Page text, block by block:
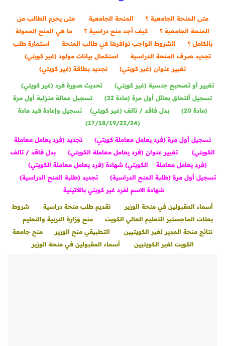
متى المنحة الجامعية ؟ المنحة الجامعية
متى يحرم الطالب من
المنحة الجامعية ؟
كيف أجد منح دراسية ؟
ما هي المنح الممولة
بالكامل ؟
الشروط الواجب توافرها في طالب المنحة
استمارة طلب
تجديد صرف المنحة الدراسية
استكمال بيانات مولود (غير كويتي)
تغيير عنوان (غير كويتي)
تجديد بطاقة (غير كويتي)
تغيير أو تصحيح جنسية (غير كويتي)
تحديث صورة فرد (غير كويتي)
تسجيل ألتحاق بعائل أول مرة (مادة 22)
تسجيل عمالة منزلية أول مرة
(مادة 20)
بدل فاقد / تالف (غير كويتي)
تسجيل وإعادة قيد مادة
(17/18/19/23/24)
تسجيل أول مرة (فرد يعامل معاملة كويتي)
تجديد (فرد يعامل معاملة
الكويتي)
تغيير عنوان (فرد يعامل معاملة الكويتي)
بدل فاقد / تالف
(فرد يعامل معاملة الكويتي) شهادة (فرد يعامل معاملة الكويتي)
تسجيل أول مرة (طلبة المنح الدراسية)
تجديد (طلبة المنح الدراسية)
شهادة الاسم لفرد غير كويتي باللاتينية
أسماء المقبولين في منحة الوزير تقديم طلب منحة دراسية
شروط
بعثات الماجستير التعليم العالي الكويت
منح وزارة التربية والتعليم
نتائج منحة المدير لغير الكويتيين
التطبيقي منح الوزير
منح جامعة
الكويت لغير الكويتيين
أسماء المقبولين في منحة الوزير